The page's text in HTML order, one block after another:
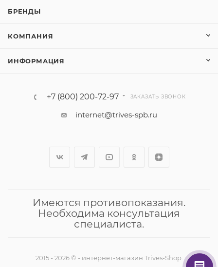
БРЕНДЫ
КОМПАНИЯ
ИНФОРМАЦИЯ
+7 (800) 200-72-97 ЗАКАЗАТЬ ЗВОНОК
internet@trives-spb.ru
Имеются противопоказания.
Необходима консультация
специалиста.
2015 - 2026 © - интернет-магазин Trives-Shop.